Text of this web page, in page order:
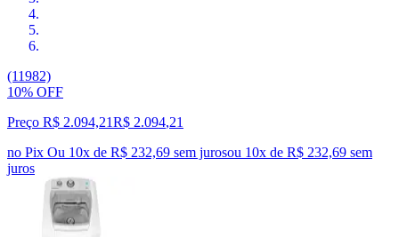
(11982)
10% OFF
Preço R$ 2.094,21R$ 2.094,21
no Pix Ou 10x de R$ 232,69 sem jurosou 10x de R$ 232,69 sem
juros